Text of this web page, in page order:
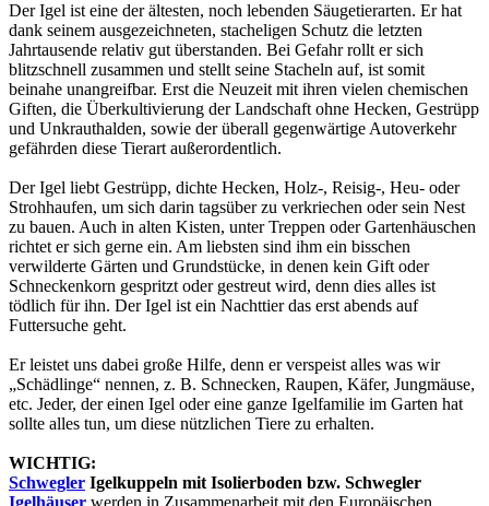
Der Igel ist eine der ältesten, noch lebenden Säugetierarten. Er hat
dank seinem ausgezeichneten, stacheligen Schutz die letzten
Jahrtausende relativ gut überstanden. Bei Gefahr rollt er sich
blitzschnell zusammen und stellt seine Stacheln auf, ist somit
beinahe unangreifbar. Erst die Neuzeit mit ihren vielen chemischen
Giften, die Überkultivierung der Landschaft ohne Hecken, Gestrüpp
und Unkrauthalden, sowie der überall gegenwärtige Autoverkehr
gefährden diese Tierart außerordentlich.
Der Igel liebt Gestrüpp, dichte Hecken, Holz-, Reisig-, Heu- oder
Strohhaufen, um sich darin tagsüber zu verkriechen oder sein Nest
zu bauen. Auch in alten Kisten, unter Treppen oder Gartenhäuschen
richtet er sich gerne ein. Am liebsten sind ihm ein bisschen
verwilderte Gärten und Grundstücke, in denen kein Gift oder
Schneckenkorn gespritzt oder gestreut wird, denn dies alles ist
tödlich für ihn. Der Igel ist ein Nachttier das erst abends auf
Futtersuche geht.
Er leistet uns dabei große Hilfe, denn er verspeist alles was wir
„Schädlinge“ nennen, z. B. Schnecken, Raupen, Käfer, Jungmäuse,
etc. Jeder, der einen Igel oder eine ganze Igelfamilie im Garten hat
sollte alles tun, um diese nützlichen Tiere zu erhalten.
WICHTIG:
Schwegler Igelkuppeln mit Isolierboden bzw. Schwegler